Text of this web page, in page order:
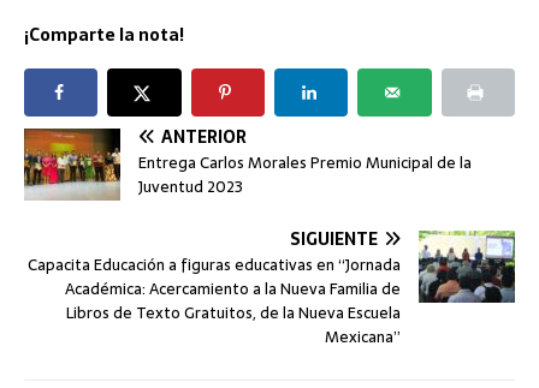
¡Comparte la nota!
ANTERIOR
Entrega Carlos Morales Premio Municipal de la
Juventud 2023
SIGUIENTE
Capacita Educación a figuras educativas en “Jornada
Académica: Acercamiento a la Nueva Familia de
Libros de Texto Gratuitos, de la Nueva Escuela
Mexicana”